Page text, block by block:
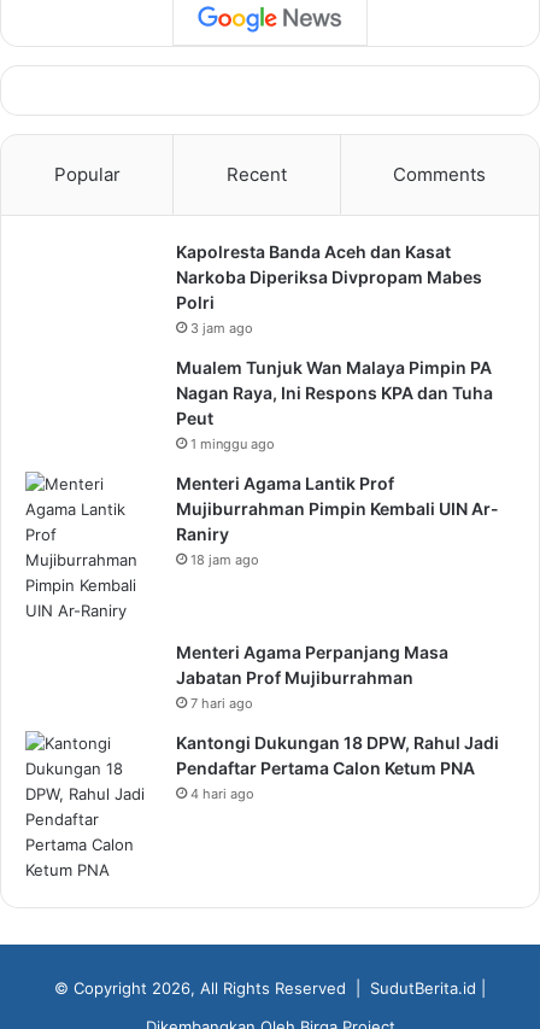
Popular Recent Comments
Kapolresta Banda Aceh dan Kasat
Narkoba Diperiksa Divpropam Mabes
Polri
3 jam ago
Mualem Tunjuk Wan Malaya Pimpin PA
Nagan Raya, Ini Respons KPA dan Tuha
Peut
1 minggu ago
Menteri Agama Lantik Prof
Mujiburrahman Pimpin Kembali UIN Ar-
Raniry
18 jam ago
Menteri Agama Perpanjang Masa
Jabatan Prof Mujiburrahman
7 hari ago
Kantongi Dukungan 18 DPW, Rahul Jadi
Pendaftar Pertama Calon Ketum PNA
4 hari ago
© Copyright 2026, All Rights Reserved | SudutBerita.id